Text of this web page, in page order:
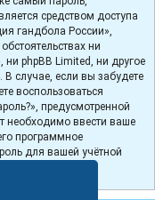
средством доступа
гандбола России»,
ни
ни phpBB Limited, ни другое
В случае, если вы забудете
воспользоваться
предусмотренной
необходимо ввести ваше
программное
для вашей учётной